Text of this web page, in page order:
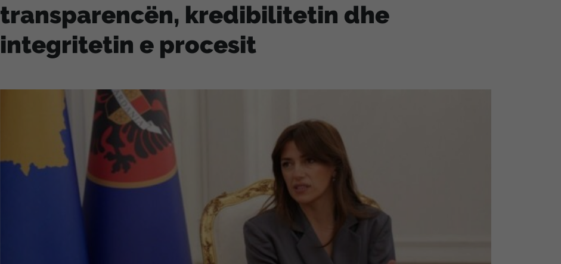
transparencën, kredibilitetin dhe
integritetin e procesit